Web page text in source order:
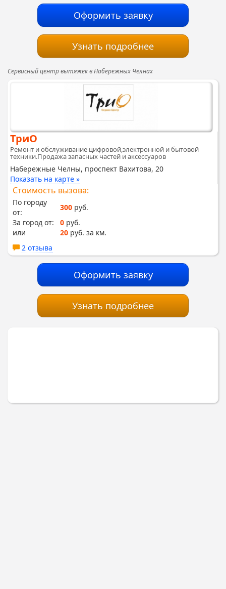
Оформить заявку
Узнать подробнее
Сервисный центр вытяжек в Набережных Челнах
ТриО
Ремонт и обслуживание цифровой,электронной и бытовой
техники.Продажа запасных частей и аксессуаров
Набережные Челны, проспект Вахитова, 20
Показать на карте »
Стоимость вызова:
По городу
от:
300 руб.
За город от:
0 руб.
или
20 руб. за км.
2 отзыва
Оформить заявку
Узнать подробнее